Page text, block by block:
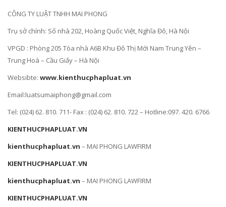
CÔNG TY LUẬT TNHH MAI PHONG
Trụ sở chính: Số nhà 202, Hoàng Quốc Việt, Nghĩa Đô, Hà Nội
VPGD : Phòng 205 Tòa nhà A6B Khu Đô Thị Mới Nam Trung Yên –
Trung Hoà – Cầu Giấy – Hà Nội
Websibte: www.kienthucphapluat.vn
Email:luatsumaiphong@gmail.com
Tel: (024) 62. 810. 711- Fax : (024) 62. 810. 722 – Hotline:097. 420. 6766
KIENTHUCPHAPLUAT.VN
kienthucphapluat.vn – MAI PHONG LAWFIRM
KIENTHUCPHAPLUAT.VN
kienthucphapluat.vn – MAI PHONG LAWFIRM
KIENTHUCPHAPLUAT.VN